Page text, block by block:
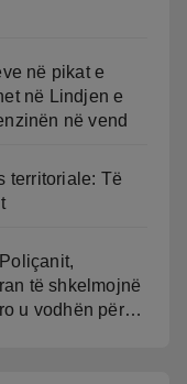
në pikat e
në Lindjen e
në vend
territoriale: Të
të shkelmojnë
u vodhën për…